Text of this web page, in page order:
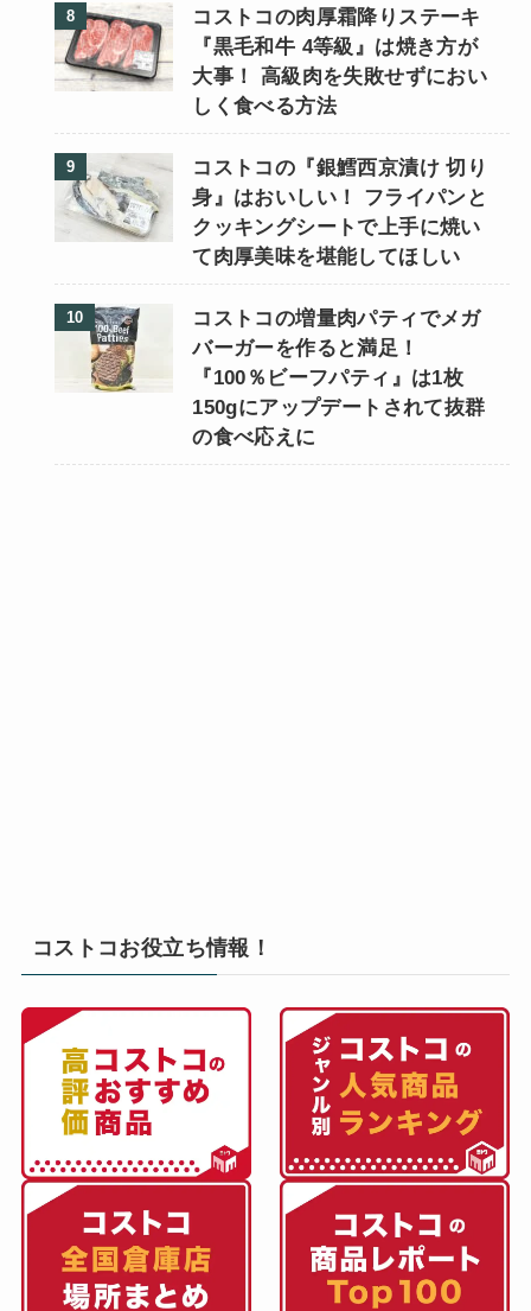
コストコの肉厚霜降りステーキ
『黒毛和牛 4等級』は焼き方が
大事！ 高級肉を失敗せずにおい
しく食べる方法
コストコの『銀鱈西京漬け 切り
身』はおいしい！ フライパンと
クッキングシートで上手に焼い
て肉厚美味を堪能してほしい
コストコの増量肉パティでメガ
バーガーを作ると満足！
『100％ビーフパティ』は1枚
150gにアップデートされて抜群
の食べ応えに
コストコお役立ち情報！